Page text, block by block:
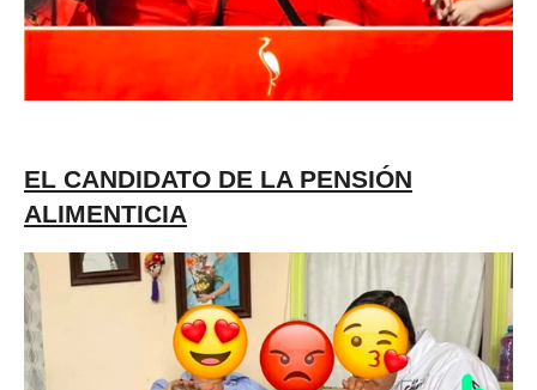
EL CANDIDATO DE LA PENSIÓN
ALIMENTICIA